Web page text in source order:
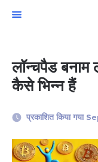
लॉन्चपैड बनाम
कैसे भिन्न हैं
प्रकाशित किया गया